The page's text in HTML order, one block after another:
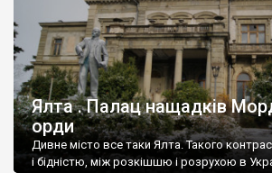
Ялта . Палац нащадків
орди
Дивне місто все таки Ялта. Такого
і бідністю, між розкішшю і розрухою в